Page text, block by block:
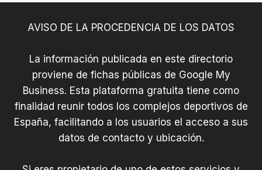
AVISO DE LA PROCEDENCIA DE LOS DATOS
La información publicada en este directorio
proviene de fichas públicas de Google My
Business. Esta plataforma gratuita tiene como
finalidad reunir todos los complejos deportivos de
España, facilitando a los usuarios el acceso a sus
datos de contacto y ubicación.